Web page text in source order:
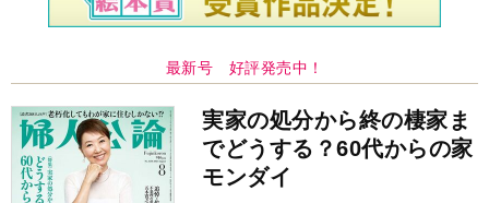
最新号 好評発売中！
実家の処分から終の棲家ま
でどうする？60代からの家
モンダイ